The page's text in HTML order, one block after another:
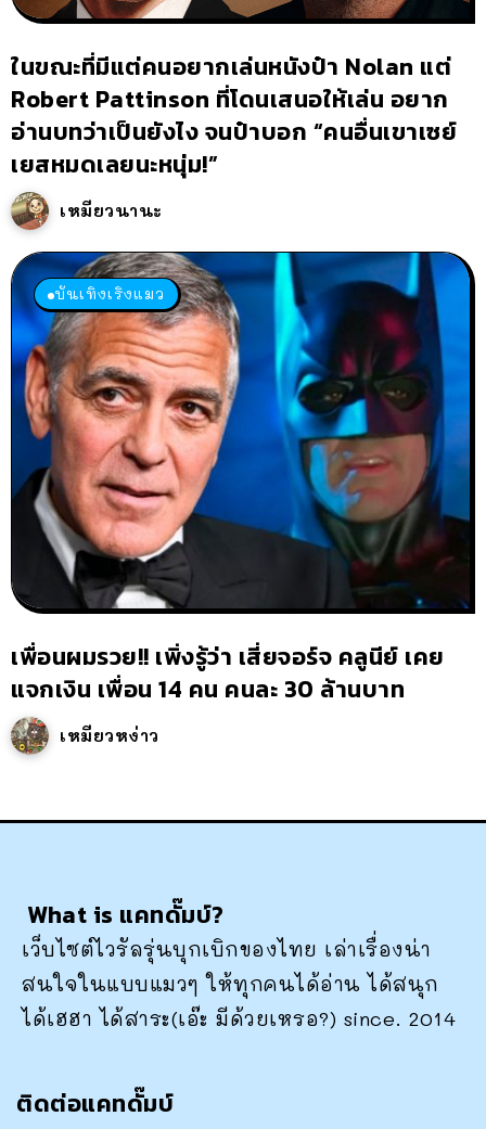
ในขณะที่มีแต่คนอยากเล่นหนังป๋า Nolan แต่
Robert Pattinson ที่โดนเสนอให้เล่น อยาก
อ่านบทว่าเป็นยังไง จนป๋าบอก “คนอื่นเขาเซย์
เยสหมดเลยนะหนุ่ม!”
เหมียวนานะ
บันเทิงเริงแมว
เพื่อนผมรวย!! เพิ่งรู้ว่า เสี่ยจอร์จ คลูนีย์ เคย
แจกเงิน เพื่อน 14 คน คนละ 30 ล้านบาท
เหมียวหง่าว
What is แคทดั๊มบ์?
เว็บไซต์ไวรัลรุ่นบุกเบิกของไทย เล่าเรื่องน่า
สนใจในแบบแมวๆ ให้ทุกคนได้อ่าน ได้สนุก
ได้เฮฮา ได้สาระ(เอ๊ะ มีด้วยเหรอ?) since. 2014
ติดต่อแคทดั๊มบ์